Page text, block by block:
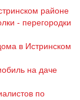
районе
- перегородки
в Истринском
на даче
по